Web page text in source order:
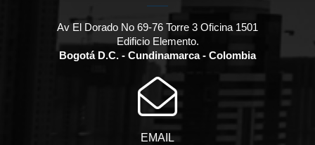
Av El Dorado No 69-76 Torre 3 Oficina 1501
Edificio Elemento.
Bogotá D.C. - Cundinamarca - Colombia
EMAIL